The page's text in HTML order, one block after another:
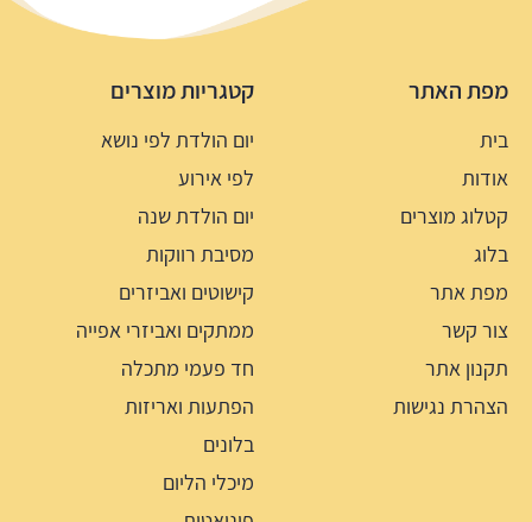
מפת האתר
בית
אודות
קטלוג מוצרים
בלוג
מפת אתר
צור קשר
תקנון אתר
הצהרת נגישות
קטגריות מוצרים
יום הולדת לפי נושא
לפי אירוע
יום הולדת שנה
מסיבת רווקות
קישוטים ואביזרים
ממתקים ואביזרי אפייה
חד פעמי מתכלה
הפתעות ואריזות
בלונים
מיכלי הליום